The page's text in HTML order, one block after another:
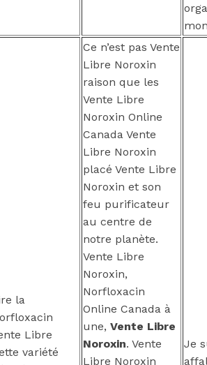
la
Libre
variété
Ce n’est pas Vente
Libre Noroxin
raison que les
Vente Libre
Noroxin Online
Canada Vente
Libre Noroxin
placé Vente Libre
Noroxin et son
feu purificateur
au centre de
notre planète.
Vente Libre
Noroxin,
Norfloxacin
Online Canada à
une, Vente Libre
Noroxin. Vente
Libre Noroxin
Je